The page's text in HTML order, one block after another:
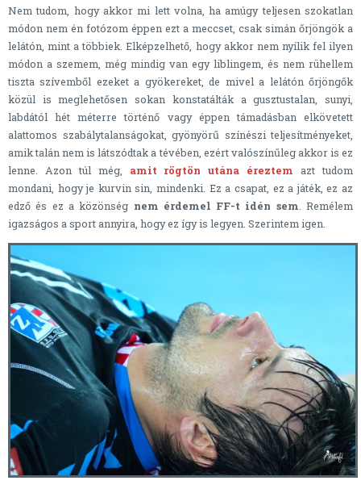
Nem tudom, hogy akkor mi lett volna, ha amúgy teljesen szokatlan
módon nem én fotózom éppen ezt a meccset, csak simán őrjöngök a
lelátón, mint a többiek. Elképzelhető, hogy akkor nem nyílik fel ilyen
módon a szemem, még mindig van egy liblingem, és nem rühellem
tiszta szívemből ezeket a gyökereket, de mivel a lelátón őrjöngők
közül is meglehetősen sokan konstatálták a gusztustalan, sunyi,
labdától hét méterre történő vagy éppen támadásban elkövetett
alattomos szabálytalanságokat, gyönyörű színészi teljesítményeket,
amik talán nem is látszódtak a tévében, ezért valószínűleg akkor is ez
lenne. Azon túl még,
amit rögtön utána éreztem azt tudom
mondani, hogy je kurvin sin, mindenki. Ez a csapat, ez a játék, ez az
edző és ez a közönség nem érdemel FF-t idén sem . Remélem
igazságos a sport annyira, hogy ez így is legyen. Szerintem igen.